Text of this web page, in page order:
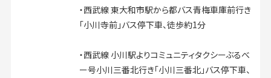
・西武線 東大和市駅から都バス青梅車庫前行き
「小川寺前」バス停下車、徒歩約1分
・西武線 小川駅よりコミュニティタクシーぶるべ
ー号小川三番北行き「小川三番北」バス停下車、